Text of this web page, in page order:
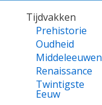
Tijdvakken
Prehistorie
Oudheid
Middeleeuwen
Renaissance
Twintigste
Eeuw